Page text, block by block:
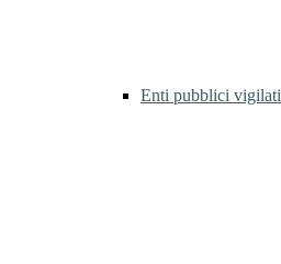
Enti pubblici vigilati